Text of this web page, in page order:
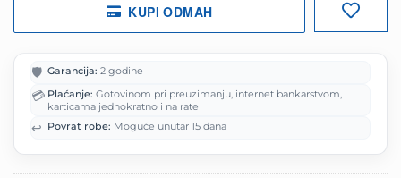
KUPI ODMAH
🛡️ Garancija: 2 godine
💳 Plaćanje: Gotovinom pri preuzimanju, internet bankarstvom,
karticama jednokratno i na rate
↩️ Povrat robe: Moguće unutar 15 dana